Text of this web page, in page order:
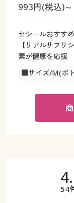
大きいサイズ メン
大きいサイズ 事
カタログ
カタログ・チ
デジタルカタログ
大きいサイズ 事務
カタログ無料プ
会員メニュー
993円(税込)～
セシールおすす
【リアルサプリ
素が健康を応援
■サイズ/M(ボ
54